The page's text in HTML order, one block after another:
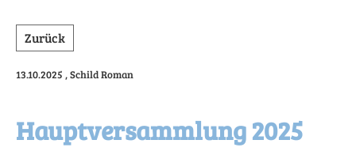
Zurück
13.10.2025 , Schild Roman
Hauptversammlung 2025